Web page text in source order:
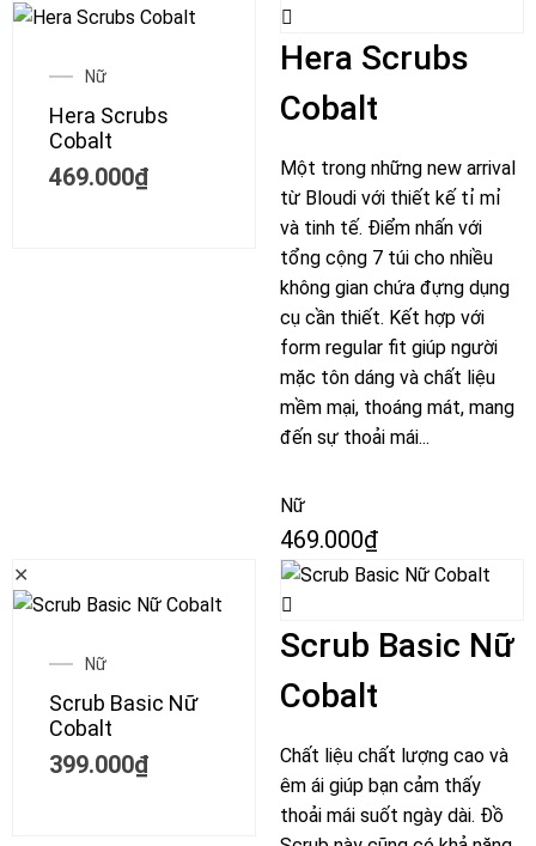
Nữ
Hera Scrubs
Cobalt
469.000₫
Hera Scrubs
Cobalt
Một trong những new arrival
từ Bloudi với thiết kế tỉ mỉ
và tinh tế. Điểm nhấn với
tổng cộng 7 túi cho nhiều
không gian chứa đựng dụng
cụ cần thiết. Kết hợp với
form regular fit giúp người
mặc tôn dáng và chất liệu
mềm mại, thoáng mát, mang
đến sự thoải mái...
Nữ
469.000₫
✕
Nữ
Scrub Basic Nữ
Cobalt
399.000₫
Scrub Basic Nữ
Cobalt
Chất liệu chất lượng cao và
êm ái giúp bạn cảm thấy
thoải mái suốt ngày dài. Đồ